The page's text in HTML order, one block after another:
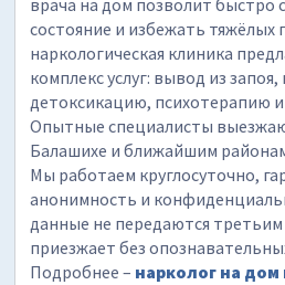
врача на дом позволит быстро
состояние и избежать тяжёлых
наркологическая клиника
комплекс услуг: вывод из
детоксикацию, психотерапию
Опытные специалисты
Балашихе и ближайшим
Мы работаем круглосуточно,
анонимность и
данные не передаются
приезжает без
Подробнее – нарколог на дом